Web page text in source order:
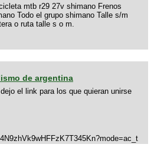
mtb r29 27v shimano Frenos
Todo el grupo shimano Talle s/m
o ruta talle s o m.
de argentina
el link para los que quieran unirse